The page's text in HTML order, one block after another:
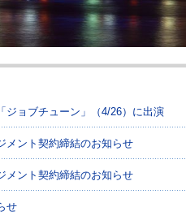
ョブチューン」（4/26）に出演
メント契約締結のお知らせ
メント契約締結のお知らせ
せ